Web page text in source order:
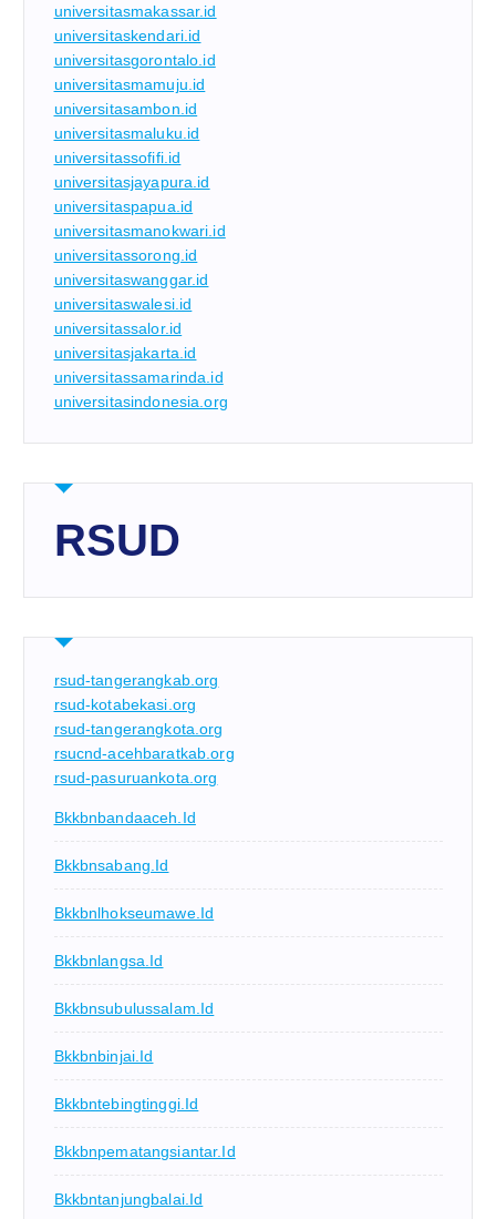
universitasmakassar.id
universitaskendari.id
universitasgorontalo.id
universitasmamuju.id
universitasambon.id
universitasmaluku.id
universitassofifi.id
universitasjayapura.id
universitaspapua.id
universitasmanokwari.id
universitassorong.id
universitaswanggar.id
universitaswalesi.id
universitassalor.id
universitasjakarta.id
universitassamarinda.id
universitasindonesia.org
RSUD
rsud-tangerangkab.org
rsud-kotabekasi.org
rsud-tangerangkota.org
rsucnd-acehbaratkab.org
rsud-pasuruankota.org
Bkkbnbandaaceh.id
Bkkbnsabang.id
Bkkbnlhokseumawe.id
Bkkbnlangsa.id
Bkkbnsubulussalam.id
Bkkbnbinjai.id
Bkkbntebingtinggi.id
Bkkbnpematangsiantar.id
Bkkbntanjungbalai.id